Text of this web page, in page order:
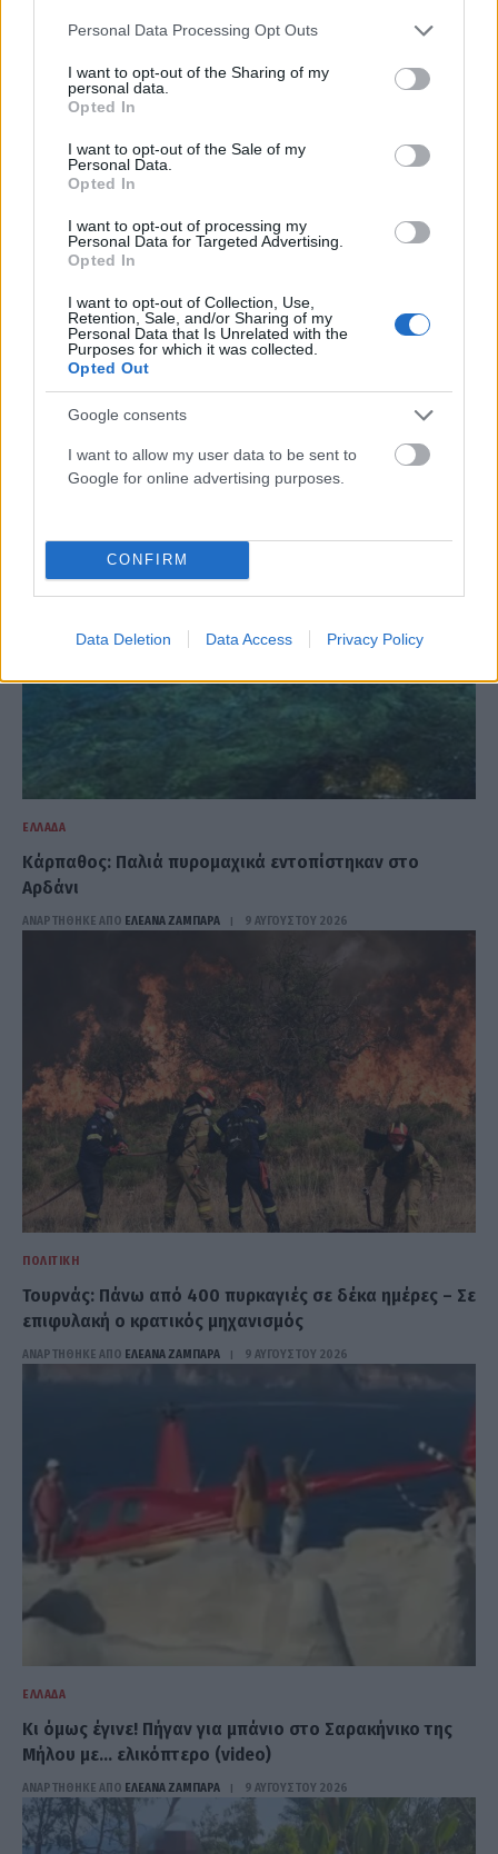
Please note that this website/app uses one or more Google
not limited to your visit or usage behaviour. You may click to
grant or deny consent to Google and its third-party tags to
use your data for below specified purposes in below Google
consent section.
Personal Data Processing Opt Outs
I want to opt-out of the Sharing of my
personal data.
Opted In
I want to opt-out of the Sale of my
Personal Data.
Opted In
I want to opt-out of processing my
Personal Data for Targeted Advertising.
Opted In
I want to opt-out of Collection, Use,
Retention, Sale, and/or Sharing of my
Personal Data that Is Unrelated with the
Purposes for which it was collected.
Opted Out
Google consents
I want to allow my user data to be sent to
Google for online advertising purposes.
CONFIRM
Data Deletion Data Access Privacy Policy
Ορεστιάδας
ΕΛΛΆΔΑ
Έκτακτη σύσκεψη της Πολιτικής Προστασίας: Ποιες
περιοχές είναι σε Red Code λόγω ισχυρών ανέμων
ΑΝΑΡΤΗΘΗΚΕ ΑΠΟ ΕΛΕΑΝΑ ΖΑΜΠΑΡΑ 9 ΑΥΓΟΎΣΤΟΥ 2026
ΕΛΛΆΔΑ
Κάρπαθος: Παλιά πυρομαχικά εντοπίστηκαν στο
Αρδάνι
ΑΝΑΡΤΗΘΗΚΕ ΑΠΟ ΕΛΕΑΝΑ ΖΑΜΠΑΡΑ 9 ΑΥΓΟΎΣΤΟΥ 2026
ΠΟΛΙΤΙΚΉ
Τουρνάς: Πάνω από 400 πυρκαγιές σε δέκα ημέρες – Σε
επιφυλακή ο κρατικός μηχανισμός
ΑΝΑΡΤΗΘΗΚΕ ΑΠΟ ΕΛΕΑΝΑ ΖΑΜΠΑΡΑ 9 ΑΥΓΟΎΣΤΟΥ 2026
ΕΛΛΆΔΑ
Kι όμως έγινε! Πήγαν για μπάνιο στο Σαρακήνικο της
Μήλου με… ελικόπτερο (video)
ΑΝΑΡΤΗΘΗΚΕ ΑΠΟ ΕΛΕΑΝΑ ΖΑΜΠΑΡΑ 9 ΑΥΓΟΎΣΤΟΥ 2026